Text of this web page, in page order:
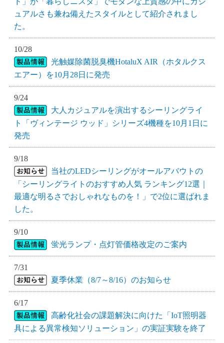
ュアルさも兼ね備えたスタイルとして紹介されまし
た。
10/28
光触媒除菌脱臭機HotaluX AIR（ホタルクス
エアー）を10月28日に発売
9/24
大人カジュアルを演出するシーリングライ
ト「ヴィンテージ ウッド」シリーズ4機種を10月1日に
発売
9/18
当社のLEDシーリングがオールアバウトの
「シーリングライトのおすすめ人気 ランキング12選｜
最適な明るさでおしゃれなものを！」で2位に選ばれま
した。
9/10
蛍光ランプ・点灯管価格改定のご案内
7/31
夏季休業（8/7～8/16）のお知らせ
6/17
高齢化社会の課題解決に向けた「IoT照明器
具による異常検知ソリューション」の実証実験を終了